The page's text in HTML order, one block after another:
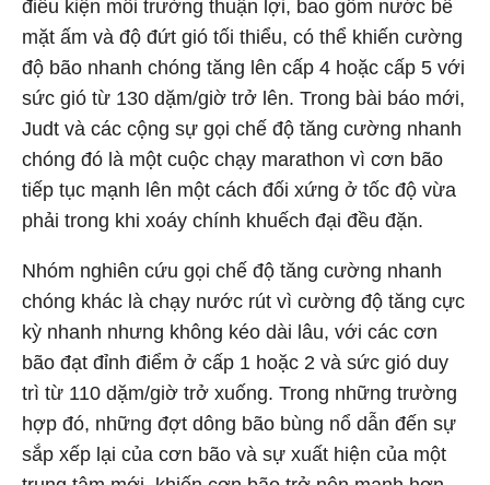
điều kiện môi trường thuận lợi, bao gồm nước bề
mặt ấm và độ đứt gió tối thiểu, có thể khiến cường
độ bão nhanh chóng tăng lên cấp 4 hoặc cấp 5 với
sức gió từ 130 dặm/giờ trở lên. Trong bài báo mới,
Judt và các cộng sự gọi chế độ tăng cường nhanh
chóng đó là một cuộc chạy marathon vì cơn bão
tiếp tục mạnh lên một cách đối xứng ở tốc độ vừa
phải trong khi xoáy chính khuếch đại đều đặn.
Nhóm nghiên cứu gọi chế độ tăng cường nhanh
chóng khác là chạy nước rút vì cường độ tăng cực
kỳ nhanh nhưng không kéo dài lâu, với các cơn
bão đạt đỉnh điểm ở cấp 1 hoặc 2 và sức gió duy
trì từ 110 dặm/giờ trở xuống. Trong những trường
hợp đó, những đợt dông bão bùng nổ dẫn đến sự
sắp xếp lại của cơn bão và sự xuất hiện của một